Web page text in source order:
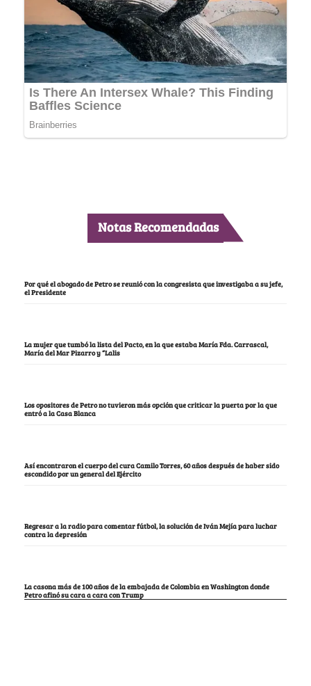
Notas Recomendadas
Por qué el abogado de Petro se reunió con la congresista que investigaba a su jefe,
el Presidente
La mujer que tumbó la lista del Pacto, en la que estaba María Fda. Carrascal,
María del Mar Pizarro y “Lalis
Los opositores de Petro no tuvieron más opción que criticar la puerta por la que
entró a la Casa Blanca
Así encontraron el cuerpo del cura Camilo Torres, 60 años después de haber sido
escondido por un general del Ejército
Regresar a la radio para comentar fútbol, la solución de Iván Mejía para luchar
contra la depresión
La casona más de 100 años de la embajada de Colombia en Washington donde
Petro afinó su cara a cara con Trump